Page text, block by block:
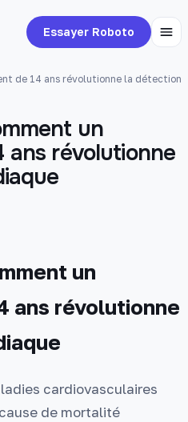
Essayer Roboto
de 14 ans révolutionne la détection
un
ans révolutionne
un
ans révolutionne
cardiovasculaires
de mortalité